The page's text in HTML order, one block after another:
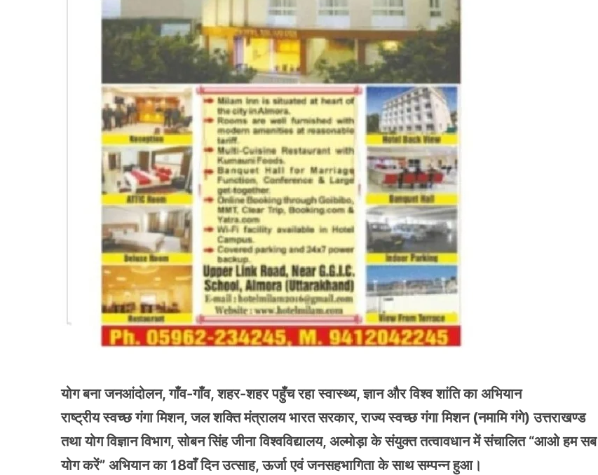
योग बना जनआंदोलन, गाँव-गाँव, शहर-शहर पहुँच रहा स्वास्थ्य, ज्ञान और विश्व शांति का अभियान
राष्ट्रीय स्वच्छ गंगा मिशन, जल शक्ति मंत्रालय भारत सरकार, राज्य स्वच्छ गंगा मिशन (नमामि गंगे) उत्तराखण्ड
तथा योग विज्ञान विभाग, सोबन सिंह जीना विश्वविद्यालय, अल्मोड़ा के संयुक्त तत्वावधान में संचालित “आओ हम सब
योग करें” अभियान का 18वाँ दिन उत्साह, ऊर्जा एवं जनसहभागिता के साथ सम्पन्न हुआ।